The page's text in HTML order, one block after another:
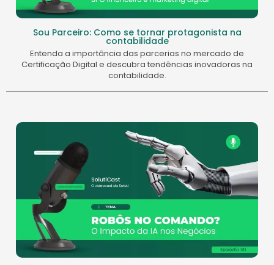
Sou Parceiro: Como se tornar protagonista na
contabilidade
Entenda a importância das parcerias no mercado de
Certificação Digital e descubra tendências inovadoras na
contabilidade.